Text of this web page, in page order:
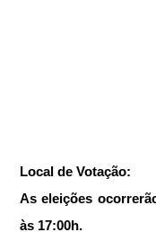
Local de Votação:
As eleições
às 17:00h.